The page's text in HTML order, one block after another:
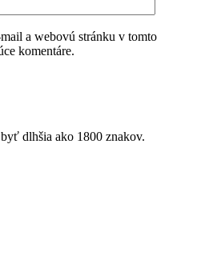
a webovú stránku v tomto
komentáre.
dlhšia ako 1800 znakov.